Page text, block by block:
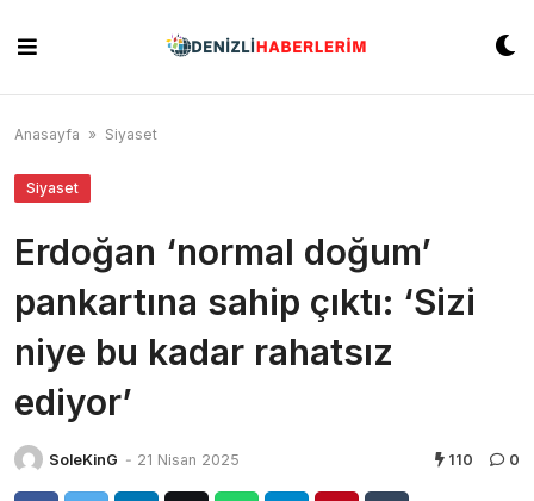
content
Anasayfa » Siyaset
Siyaset
Erdoğan ‘normal doğum’
pankartına sahip çıktı: ‘Sizi
niye bu kadar rahatsız
ediyor’
SoleKinG - 21 Nisan 2025 110 0